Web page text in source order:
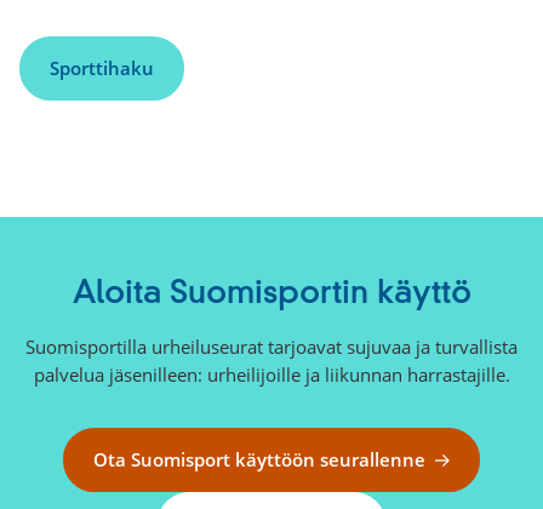
Sporttihaku
Aloita Suomisportin käyttö
Suomisportilla urheiluseurat tarjoavat sujuvaa ja turvallista
palvelua jäsenilleen: urheilijoille ja liikunnan harrastajille.
Ota Suomisport käyttöön seurallenne